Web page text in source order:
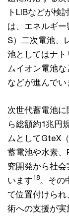
トLIBなどが検
は、エネルギ
S）二次電池、
池としてはナト
ムイオン電池
などが進んでい
次世代蓄電池
ら総額約1兆円
ムとしてGteX
蓄電池や水素
究開発から社
います18。その
て位置付けら
術への支援が実